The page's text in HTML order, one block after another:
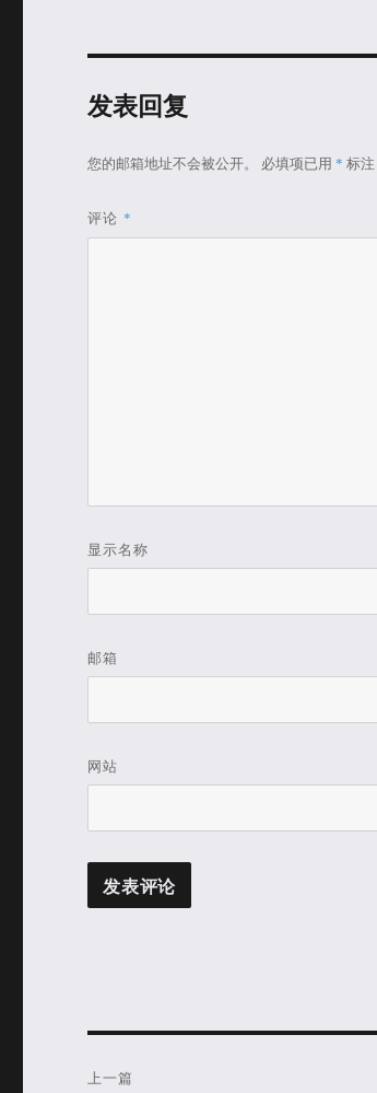
发表回复
您的邮箱地址不会被公开。 必填项已用 * 标注
评论 *
显示名称
邮箱
网站
上一篇